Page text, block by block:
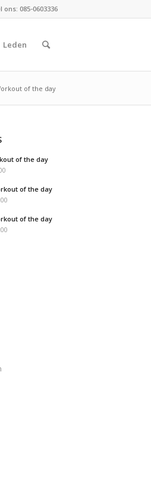
ons: 085-0603336
Leden
of the day
of the day
of the day
of the day